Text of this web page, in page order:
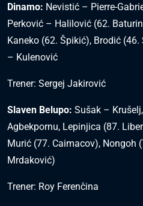
Dinamo: Nevistić – Pierre-
Perković – Halilović (62.
Kaneko (62. Špikić), Brodić
– Kulenović
Trener: Sergej Jakirović
Slaven Belupo: Sušak –
Agbekpornu, Lepinjica (87.
Murić (77. Caimacov), Nongoh
Mrdaković)
Trener: Roy Ferenčina